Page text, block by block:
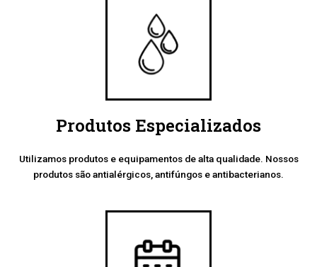
Produtos Especializados
Utilizamos produtos e equipamentos de alta qualidade. Nossos
produtos são antialérgicos, antifúngos e antibacterianos.